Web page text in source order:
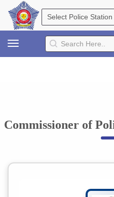
Toggle
navigation
Commissioner of